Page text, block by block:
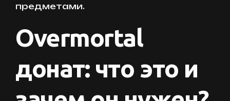
предметами.
Overmortal
донат: что это и